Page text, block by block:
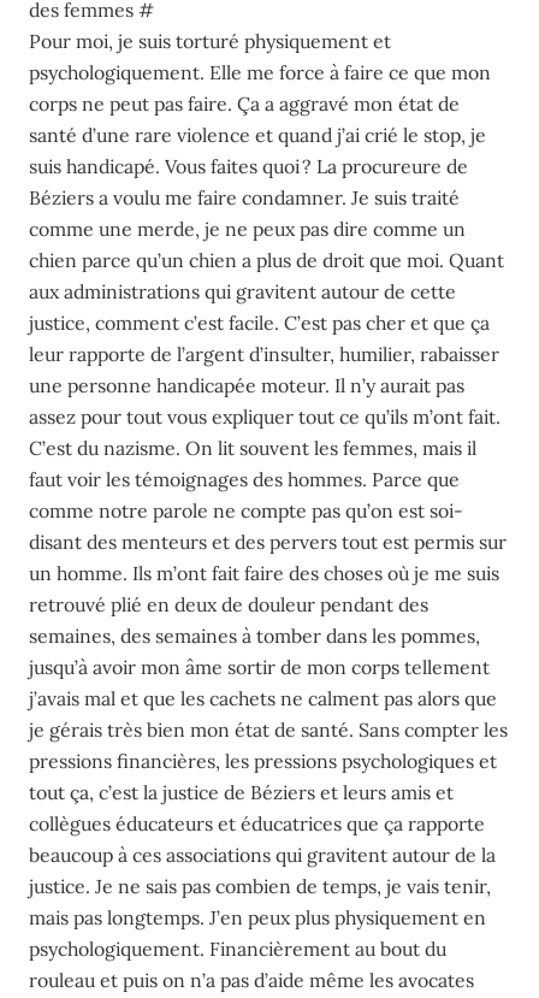
des femmes #
Pour moi, je suis torturé physiquement et
psychologiquement. Elle me force à faire ce que mon
corps ne peut pas faire. Ça a aggravé mon état de
santé d’une rare violence et quand j’ai crié le stop, je
suis handicapé. Vous faites quoi ? La procureure de
Béziers a voulu me faire condamner. Je suis traité
comme une merde, je ne peux pas dire comme un
chien parce qu’un chien a plus de droit que moi. Quant
aux administrations qui gravitent autour de cette
justice, comment c’est facile. C’est pas cher et que ça
leur rapporte de l’argent d’insulter, humilier, rabaisser
une personne handicapée moteur. Il n’y aurait pas
assez pour tout vous expliquer tout ce qu’ils m’ont fait.
C’est du nazisme. On lit souvent les femmes, mais il
faut voir les témoignages des hommes. Parce que
comme notre parole ne compte pas qu’on est soi-
disant des menteurs et des pervers tout est permis sur
un homme. Ils m’ont fait faire des choses où je me suis
retrouvé plié en deux de douleur pendant des
semaines, des semaines à tomber dans les pommes,
jusqu’à avoir mon âme sortir de mon corps tellement
j’avais mal et que les cachets ne calment pas alors que
je gérais très bien mon état de santé. Sans compter les
pressions financières, les pressions psychologiques et
tout ça, c’est la justice de Béziers et leurs amis et
collègues éducateurs et éducatrices que ça rapporte
beaucoup à ces associations qui gravitent autour de la
justice. Je ne sais pas combien de temps, je vais tenir,
mais pas longtemps. J’en peux plus physiquement en
psychologiquement. Financièrement au bout du
rouleau et puis on n’a pas d’aide même les avocates